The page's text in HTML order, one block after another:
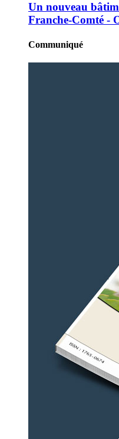
Un nouveau
Franche-Comté -
Communiqué